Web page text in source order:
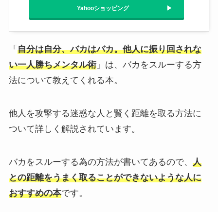
Yahooショッピング
「 自分は自分、バカはバカ。他人に振り回されな
い一人勝ちメンタル術」は、バカをスルーする方
法について教えてくれる本。
他人を攻撃する迷惑な人と賢く距離を取る方法に
ついて詳しく解説されています。
バカをスルーする為の方法が書いてあるので、 人
との距離をうまく取ることができないような人に
おすすめの本です。